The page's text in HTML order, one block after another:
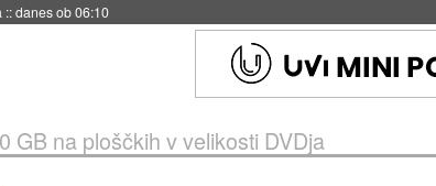
GB na ploščkih v velikosti DVDja